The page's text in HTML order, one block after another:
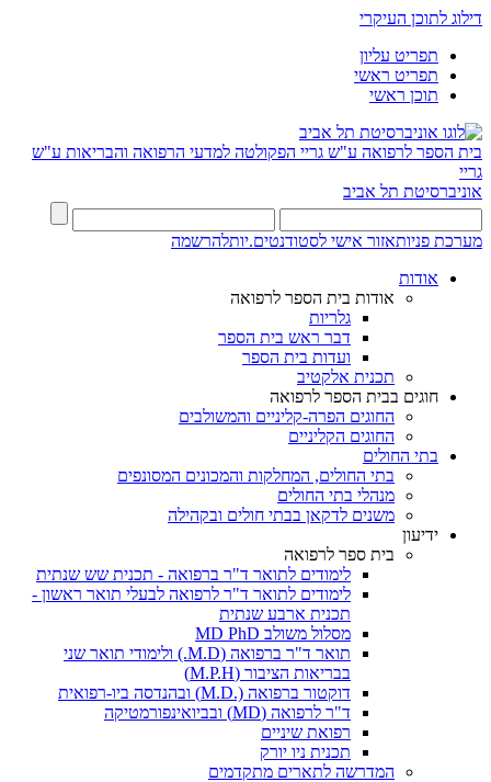
דילוג לתוכן העיקרי
תפריט עליון
תפריט ראשי
תוכן ראשי
בית הספר לרפואה ע"ש גריי הפקולטה למדעי הרפואה והבריאות ע"ש
גריי
אוניברסיטת תל אביב
מערכת פניותאזור אישי לסטודנטים.יותלהרשמה
אודות
אודות בית הספר לרפואה
גלריות
דבר ראש בית הספר
ועדות בית הספר
תכנית אלקטיב
חוגים בבית הספר לרפואה
החוגים הפרה-קליניים והמשולבים
החוגים הקליניים
בתי החולים
בתי החולים, המחלקות והמכונים המסונפים
מנהלי בתי החולים
משנים לדקאן בבתי חולים ובקהילה
ידיעון
בית ספר לרפואה
לימודים לתואר ד"ר ברפואה - תכנית שש שנתית
לימודים לתואר ד"ר לרפואה לבעלי תואר ראשון -
תכנית ארבע שנתית
מסלול משולב MD PhD
תואר ד"ר ברפואה (M.D.) ולימודי תואר שני
בבריאות הציבור (M.P.H)
דוקטור ברפואה (.M.D) ובהנדסה ביו-רפואית
ד"ר לרפואה (MD) ובביואינפורמטיקה
רפואת שיניים
תכנית ניו יורק
המדרשה לתארים מתקדמים